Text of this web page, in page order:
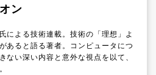
ン
による技術連載。技術の「理想」よ
あると語る著者。コンピュータにつ
ない深い内容と意外な視点を以て、